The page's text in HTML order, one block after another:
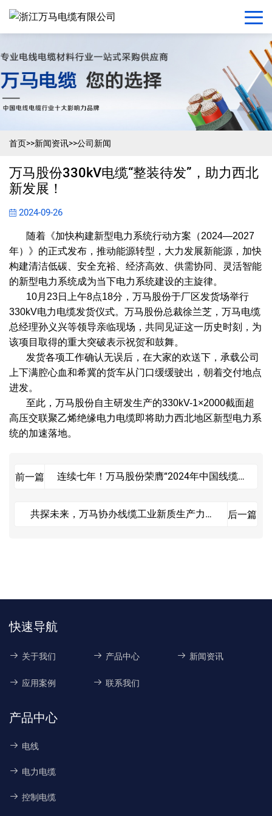
首页>>新闻资讯>>公司新闻
万马股份330kV电缆“整装待发”，助力西北
新发展！
2024-09-26
随着《加快构建新型电力系统行动方案（2024—2027
年）》的正式发布，推动能源转型，大力发展新能源，加快
构建清洁低碳、安全充裕、经济高效、供需协同、灵活智能
的新型电力系统成为当下电力系统建设的主旋律。
10月23日上午8点18分，万马股份于厂区发货场举行
330kV电力电缆发货仪式。万马股份总裁徐兰芝， 万马电缆
总经理孙义兴等领导亲临现场，共同见证这一历史时刻，为
该项目取得的重大突破表示祝贺和鼓舞。
发货各项工作确认无误后，在大家的欢送下，承载公司
上下满腔心血和希冀的货车从门口缓缓驶出，朝着交付地点
进发。
至此，万马股份自主研发生产的330kV-1×2000截面超
高压交联聚乙烯绝缘电力电缆即将助力西北地区新型电力系
统的加速落地。
前一篇
连续七年！万马股份荣膺“2024年中国线缆
共探未来，万马协办线缆工业新质生产力技
后一篇
快速导航
关于我们 产品中心 新闻资讯
应用案例 联系我们
产品中心
电线
电力电缆
控制电缆